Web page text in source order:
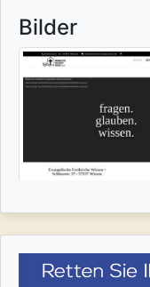
Bilder